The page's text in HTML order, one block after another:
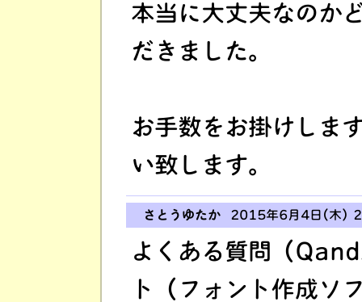
本当に大丈夫なのか
だきました。
お手数をお掛けしま
い致します。
さとうゆたか 2015年6月4日(木)
よくある質問（
ト（フォント作成ソ